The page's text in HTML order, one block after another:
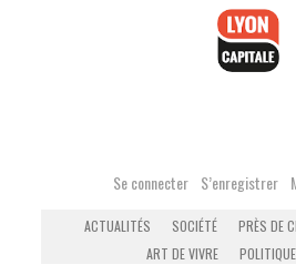
Se connecter S’enregistrer
ACTUALITÉS SOCIÉTÉ PRÈS DE
ART DE VIVRE
POLITIQUE